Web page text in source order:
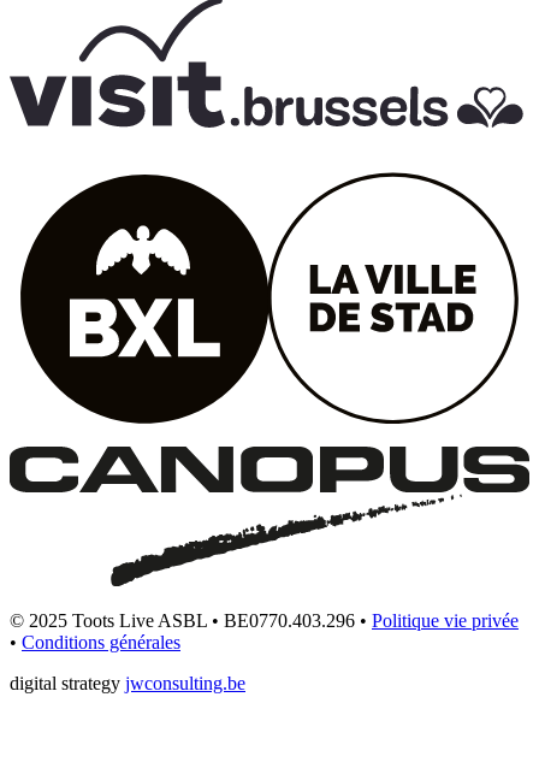
© 2025 Toots Live ASBL • BE0770.403.296 • Politique vie privée
• Conditions générales
digital strategy jwconsulting.be